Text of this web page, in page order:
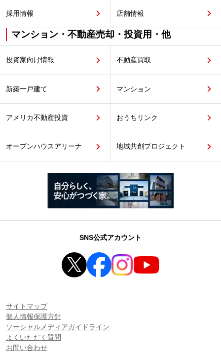
採用情報 店舗情報
マンション・不動産売却・投資用・他
投資家向け情報 不動産買取
新築一戸建て マンション
アメリカ不動産投資 おうちリンク
オープンハウスアリーナ 地域共創プロジェクト
SNS公式アカウント
サイトマップ
個人情報保護方針
ソーシャルメディアガイドライン
よくいただく質問
お問い合わせ